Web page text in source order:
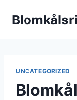
UNCATEGORIZED